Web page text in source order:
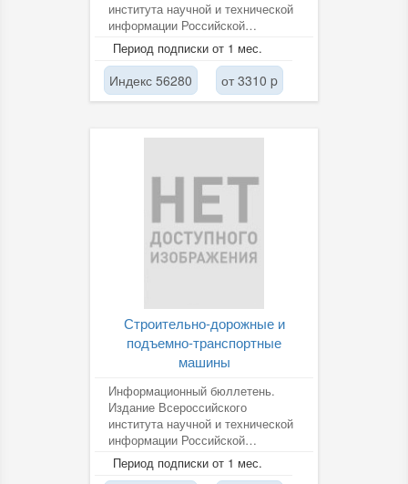
института научной и технической
информации Российской
академии наук (ВИНИТИ РАН).
Период подписки от 1 мес.
Индекс 56280 от 3310 p
Строительно-дорожные и
подъемно-транспортные
машины
Информационный бюллетень.
Издание Всероссийского
института научной и технической
информации Российской
академии наук (ВИНИТИ РАН).
Период подписки от 1 мес.